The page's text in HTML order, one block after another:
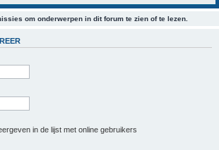
om onderwerpen in dit forum te zien of te lezen.
in de lijst met online gebruikers